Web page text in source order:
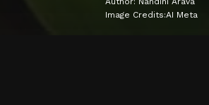
Image Credits:AI Meta